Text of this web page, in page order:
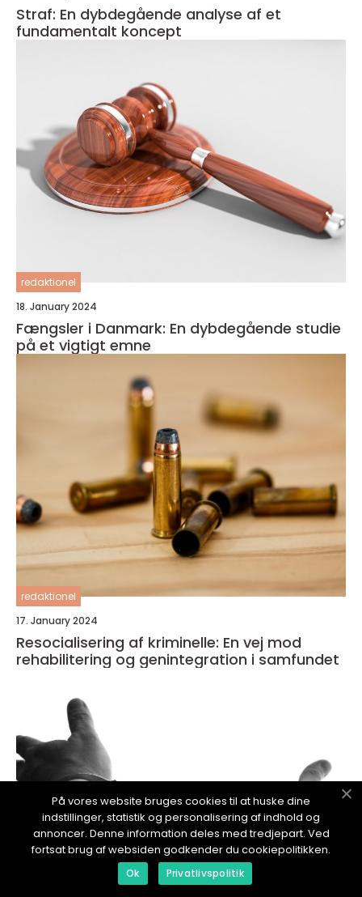
Straf: En dybdegående analyse af et
fundamentalt koncept
redaktionel
18. January 2024
Fængsler i Danmark: En dybdegående studie
på et vigtigt emne
redaktionel
17. January 2024
Resocialisering af kriminelle: En vej mod
rehabilitering og genintegration i samfundet
På vores website bruges cookies til at huske dine
indstillinger, statistik og personalisering af indhold og
annoncer. Denne information deles med tredjepart. Ved
fortsat brug af websiden godkender du cookiepolitikken.
Ok Privatlivspolitik